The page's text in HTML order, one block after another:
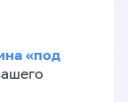
«под